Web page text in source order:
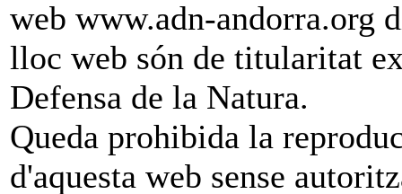
web www.adn-andorra.org
lloc web són de titularitat
Defensa de la Natura.
Queda prohibida la
d'aquesta web sense